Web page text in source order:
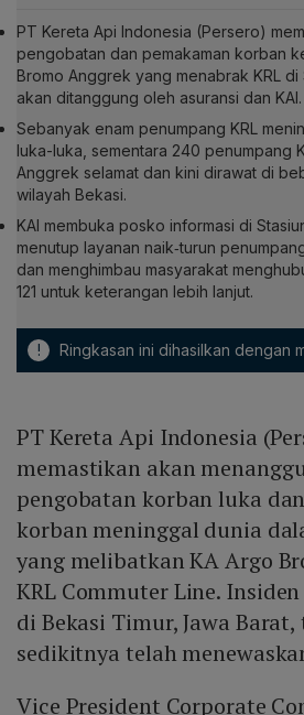
PT Kereta Api Indonesia (Persero)
pengobatan dan pemakaman korban
Bromo Anggrek yang menabrak KRL di
akan ditanggung oleh asuransi dan KAI.
Sebanyak enam penumpang KRL
luka-luka, sementara 240 penumpang
Anggrek selamat dan kini dirawat di
wilayah Bekasi.
KAI membuka posko informasi di
menutup layanan naik‑turun
dan menghimbau masyarakat
121 untuk keterangan lebih lanjut.
! Ringkasan ini dihasilkan dengan
PT Kereta Api Indonesia
memastikan akan
pengobatan korban luka
korban meninggal dunia
yang melibatkan KA Argo
KRL Commuter Line.
di Bekasi Timur, Jawa
sedikitnya telah
Vice President Corporate